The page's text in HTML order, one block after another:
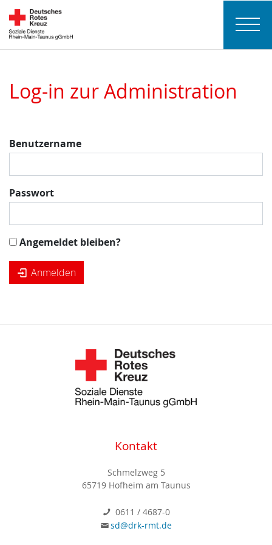
Log-in zur Administration
Benutzername
Passwort
Angemeldet bleiben?
Anmelden
Kontakt
Schmelzweg 5
65719 Hofheim am Taunus
0611 / 4687-0
sd@drk-rmt.de